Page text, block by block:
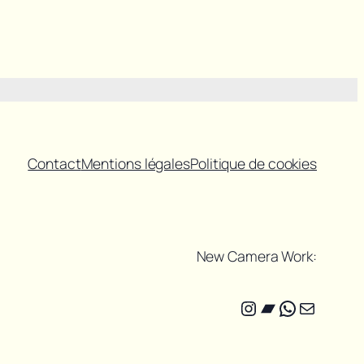
ContactMentions légalesPolitique de cookies
New Camera Work:
Instagram
Bandcamp
E-mail